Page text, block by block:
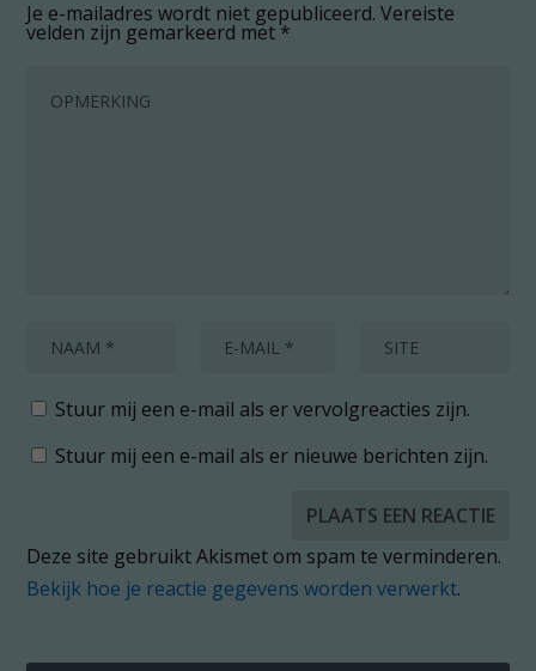
Je e-mailadres wordt niet gepubliceerd. Vereiste
velden zijn gemarkeerd met*
Stuur mij een e-mail als er vervolgreacties zijn.
Stuur mij een e-mail als er nieuwe berichten zijn.
Deze site gebruikt Akismet om spam te verminderen.
Bekijk hoe je reactie gegevens worden verwerkt.